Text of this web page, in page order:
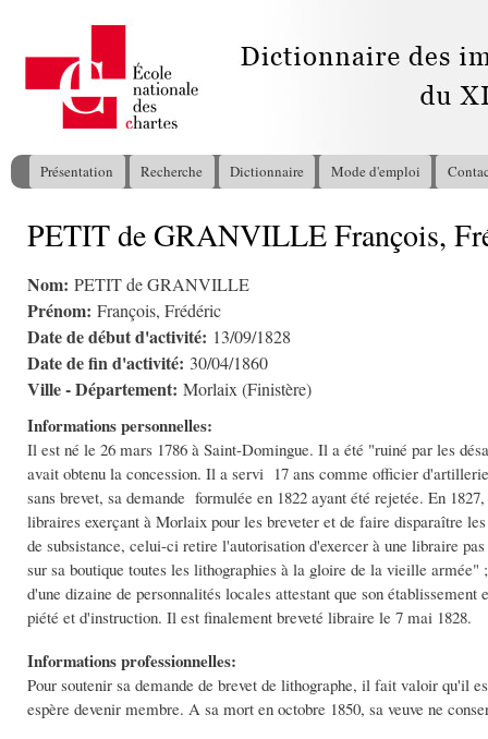
Menu principal
Présentation Recherche Dictionnaire Mode d'emploi
Vous êtes ici
PETIT de GRANVILLE François,
Nom: PETIT de GRANVILLE
Prénom: François, Frédéric
Date de début d'activité: 13/09/1828
Date de fin d'activité: 30/04/1860
Ville - Département: Morlaix (Finistère)
Informations personnelles:
Il est né le 26 mars 1786 à Saint-Domingue. Il a été "ruiné par les
avait obtenu la concession. Il a servi 17 ans comme officier
sans brevet, sa demande formulée en 1822 ayant été rejetée. En
libraires exerçant à Morlaix pour les breveter et de faire disparaître
de subsistance, celui-ci retire l'autorisation d'exercer à une libraire
sur sa boutique toutes les lithographies à la gloire de la vieille
d'une dizaine de personnalités locales attestant que son
piété et d'instruction. Il est finalement breveté libraire le 7 mai 1828.
Informations professionnelles:
Pour soutenir sa demande de brevet de lithographe, il fait valoir qu'il
espère devenir membre. A sa mort en octobre 1850, sa veuve ne